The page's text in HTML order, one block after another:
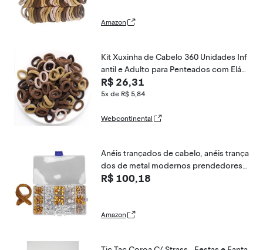
Amazon
Kit Xuxinha de Cabelo 360 Unidades Inf
antil e Adulto para Penteados com Elást
ico de Meia 2 cm Marrom OEM
R$ 26,31
5x de R$ 5,84
Webcontinental
Anéis trançados de cabelo, anéis trança
dos de metal modernos prendedores
de punhos DIY 161 pçs antiferrugem m
R$ 100,18
Amazon